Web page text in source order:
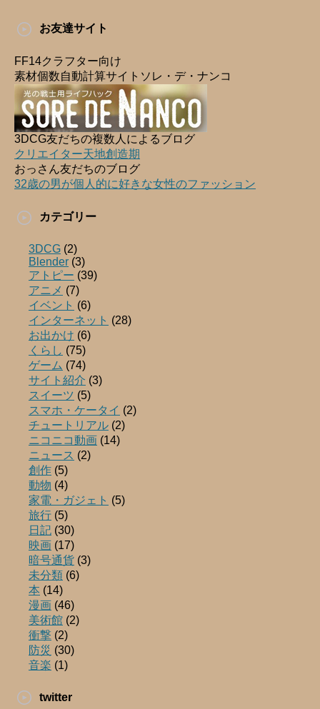
お友達サイト
FF14クラフター向け
素材個数自動計算サイトソレ・デ・ナンコ
3DCG友だちの複数人によるブログ
クリエイター天地創造期
おっさん友だちのブログ
32歳の男が個人的に好きな女性のファッション
カテゴリー
3DCG (2)
Blender (3)
アトピー (39)
アニメ (7)
イベント (6)
インターネット (28)
お出かけ (6)
くらし (75)
ゲーム (74)
サイト紹介 (3)
スイーツ (5)
スマホ・ケータイ (2)
チュートリアル (2)
ニコニコ動画 (14)
ニュース (2)
創作 (5)
動物 (4)
家電・ガジェト (5)
旅行 (5)
日記 (30)
映画 (17)
暗号通貨 (3)
未分類 (6)
本 (14)
漫画 (46)
美術館 (2)
衝撃 (2)
防災 (30)
音楽 (1)
twitter